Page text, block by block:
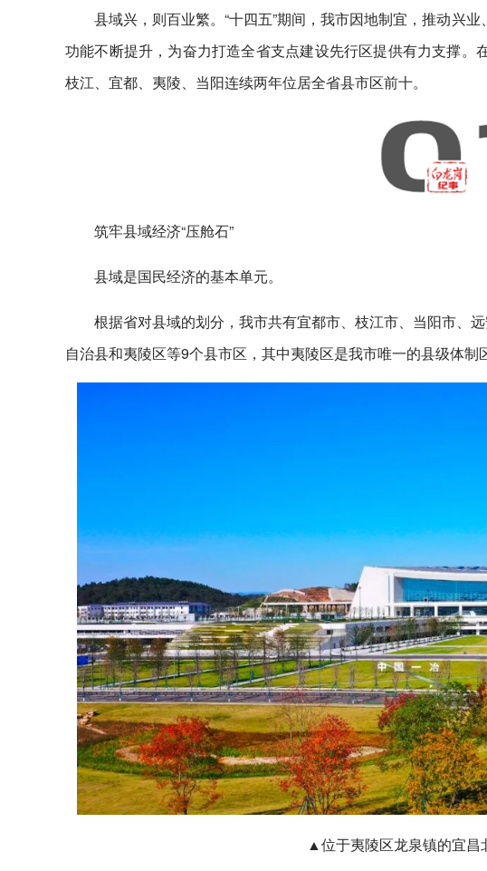
县域兴，则百业繁。“十四五”期间，我市因地制宜，推动兴
功能不断提升，为奋力打造全省支点建设先行区提供有力支撑。
枝江、宜都、夷陵、当阳连续两年位居全省县市区前十。
筑牢县域经济“压舱石”
县域是国民经济的基本单元。
根据省对县域的划分，我市共有宜都市、枝江市、当阳市、
自治县和夷陵区等9个县市区，其中夷陵区是我市唯一的县级体制
▲位于夷陵区龙泉镇的宜昌